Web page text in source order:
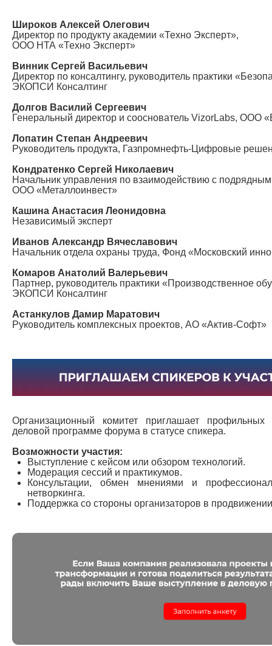
Широков Алексей Олегович
Директор по продукту академии «Техно Эксперт»,
ООО НТА «Техно Эксперт»
Винник Сергей Васильевич
Директор по консалтингу, руководитель практики
ЭКОПСИ Консалтинг
Долгов Василий Сергеевич
Генеральный директор и сооснователь VizorLabs, ООО
Лопатин Степан Андреевич
Руководитель продукта, Газпромнефть-Цифровые
Кондратенко Сергей Николаевич
Начальник управления по взаимодействию с
ООО «Металлоинвест»
Кашина Анастасия Леонидовна
Независимый эксперт
Иванов Александр Вячеславович
Начальник отдела охраны труда, Фонд «Московский
Комаров Анатолий Валерьевич
Партнер, руководитель практики «Производственное
ЭКОПСИ Консалтинг
Астанкулов Дамир Маратович
Руководитель комплексных проектов, АО «Актив-Софт»
Организационный комитет приглашает
деловой программе форума в статусе спикера.
Возможности участия:
Выступление с кейсом или обзором технологий.
Модерация сессий и практикумов.
Консультации, обмен мнениями и
нетворкинга.
Поддержка со стороны организаторов в